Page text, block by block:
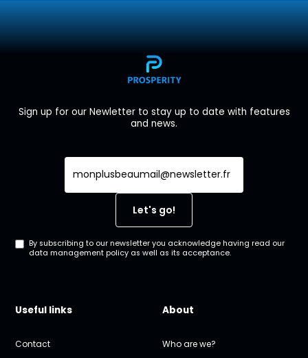
Sign up for our Newletter to stay up to date with features
and news.
By subscribing to our newsletter you acknowledge having read our
data management policy as well as its acceptance.
Useful links
Contact
About
Who are we?